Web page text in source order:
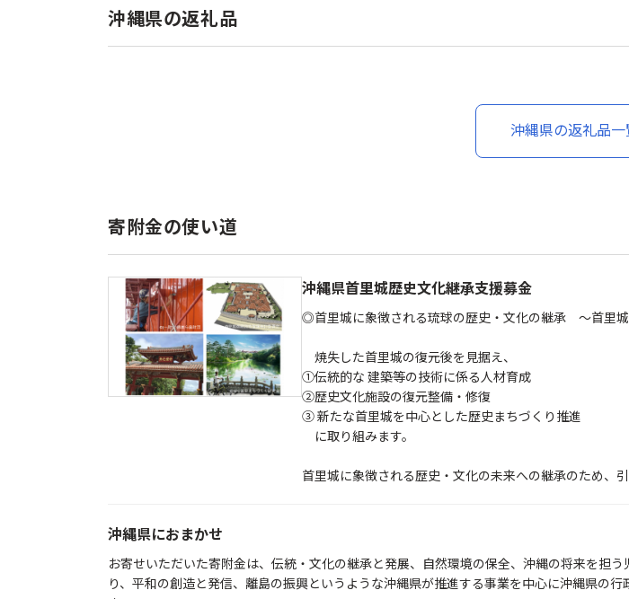
沖縄県の返礼品
沖縄県の返礼品一
寄附金の使い道
沖縄県首里城歴史文化継承支援募金
◎首里城に象徴される琉球の歴史・文化の継承 ～首里
焼失した首里城の復元後を見据え、
①伝統的な 建築等の技術に係る人材育成
②歴史文化施設の復元整備・修復
③ 新たな首里城を中心とした歴史まちづくり推進
に取り組みます。
首里城に象徴される歴史・文化の未来への継承のため、
沖縄県におまかせ
お寄せいただいた寄附金は、伝統・文化の継承と発展、自然環境の保全、沖縄の将来を担
り、平和の創造と発信、離島の振興というような沖縄県が推進する事業を中心に沖縄県の